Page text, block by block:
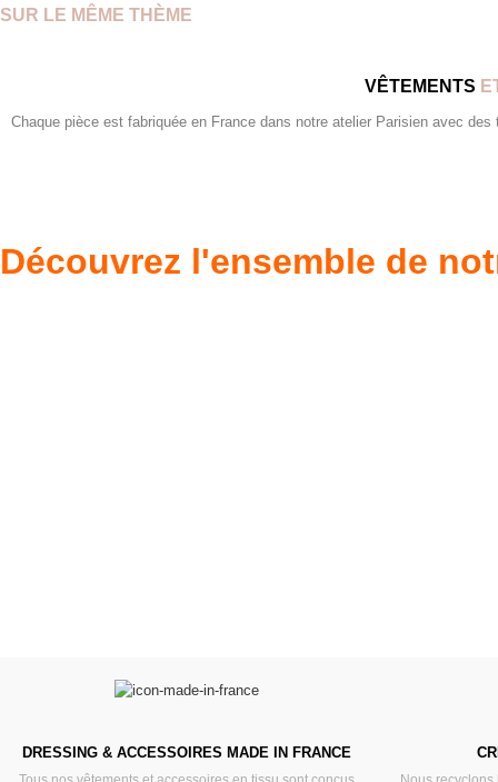
SUR LE MÊME THÈME
VÊTEMENTS
Chaque pièce est fabriquée en France dans notre atelier Parisien avec
Découvrez l'ensemble de
DRESSING & ACCESSOIRES MADE IN FRANCE